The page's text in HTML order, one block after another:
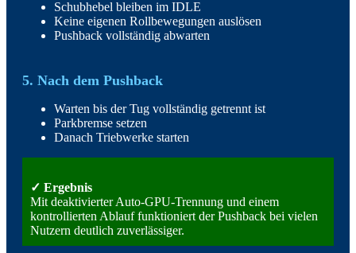
Schubhebel bleiben im IDLE
Keine eigenen Rollbewegungen auslösen
Pushback vollständig abwarten
5. Nach dem Pushback
Warten bis der Tug vollständig getrennt ist
Parkbremse setzen
Danach Triebwerke starten
✓ Ergebnis
Mit deaktivierter Auto-GPU-Trennung und einem
kontrollierten Ablauf funktioniert der Pushback bei vielen
Nutzern deutlich zuverlässiger.